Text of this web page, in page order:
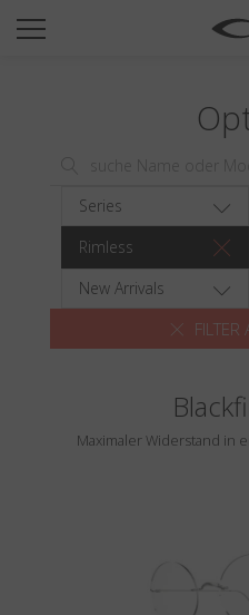
SUN
TITANIUM
NEWSROOM
Search
Series
Rimless
New Arrivals
FILTER
Maximaler Widerstand in